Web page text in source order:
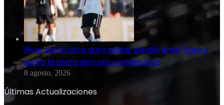
River sufrió otro duro golpe: perdió ante Tigre y
sumó la sexta derrota consecutiva
8 agosto, 2026
Últimas Actualizaciones